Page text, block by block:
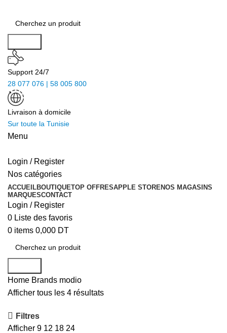
Support 24/7
28 077 076 | 58 005 800
Livraison à domicile
Sur toute la Tunisie
Menu
Login / Register
Nos catégories
ACCUEILBOUTIQUETOP OFFRESAPPLE STORENOS MAGASINS
MARQUESCONTACT
Login / Register
0 Liste des favoris
0 items 0,000 DT
Home Brands modio
Afficher tous les 4 résultats
Filtres
Afficher 9 12 18 24